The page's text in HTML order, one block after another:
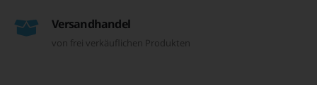
Versandhandel
von frei verkäuflichen Produkten